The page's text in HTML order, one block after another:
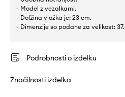
- Model z vezalkami.
- Dolžina vložka je: 23 cm.
- Dimenzije so podane za velikost: 37.
Podrobnosti o izdelku
Značilnosti izdelka